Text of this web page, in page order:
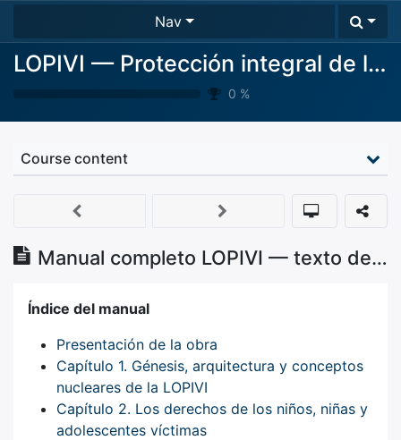
Nav
LOPIVI — Protección integral de la infancia y la adolescencia frente a la violencia
0 %
Course content
Manual completo LOPIVI — texto de referencia
Índice del manual
Presentación de la obra
Capítulo 1. Génesis, arquitectura y conceptos
nucleares de la LOPIVI
Capítulo 2. Los derechos de los niños, niñas y
adolescentes víctimas